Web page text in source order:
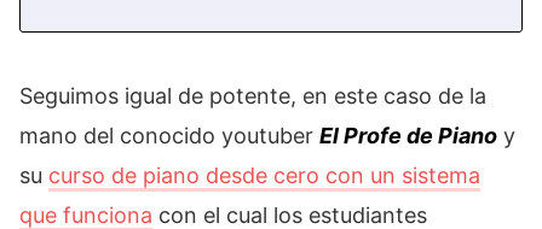
Seguimos igual de potente, en este caso de la
mano del conocido youtuber El Profe de Piano y
su curso de piano desde cero con un sistema
que funciona con el cual los estudiantes